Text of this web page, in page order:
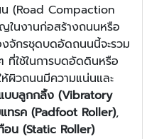
(Road Compaction
นงานก่อสร้างถนนหรือ
จักรชุดบดอัดถนนนี้จะรวม
ที่ใช้ในการบดอัดดินหรือ
ผิวถนนมีความแน่นและ
บบลูกกลิ้ง (Vibratory
ทรค (Padfoot Roller),
อน (Static Roller)